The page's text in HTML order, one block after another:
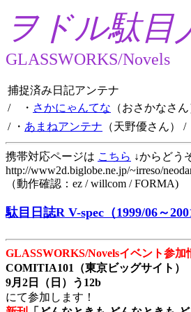
ヲドル駄目
GLASSWORKS/Novels
捕捉済み日記アンテナ
/ ・ さかにゃんてな （おさかなさん
/ ・ あまねアンテナ （天野優さん） /
携帯対応ページは こちら ↓からどう
http://www2d.biglobe.ne.jp/~irreso/
（動作確認：ez / willcom / FORMA)
駄目日誌R V-spec（1999/06～
GLASSWORKS/Novelsイベント参加
COMITIA101（東京ビッグサイト）
9月2日（日）う12b
にて参加します！